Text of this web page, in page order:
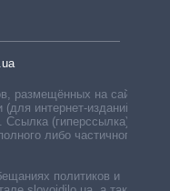
размещённых на сайте,
интернет-изданий —
Ссылка (гиперссылка)
либо частичного
политиков и